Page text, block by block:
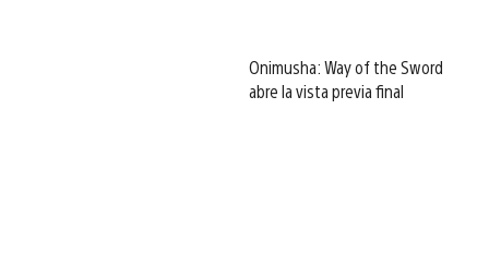
Onimusha: Way of the Sword
abre la vista previa final